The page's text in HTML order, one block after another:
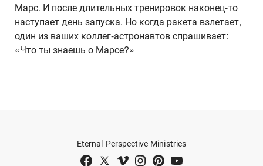
Марс. И после длительных тренировок наконец-то
наступает день запуска. Но когда ракета взлетает,
один из ваших коллег-астронавтов спрашивает:
«Что ты знаешь о Марсе?»
Eternal Perspective Ministries